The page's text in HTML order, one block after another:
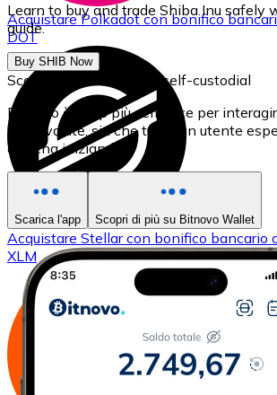
AcquistarePolkadotcon bonifico
DOT
Acquistare Stellarcon bonifico bancario
XLM
Learn to buy and trade Shiba Inu safely
guide.
Buy SHIB Now
Scarica il nostro Wallet self-custodial
Bitnovo è l'app più semplice per
criptovalute, sia che tu sia un utente
appena iniziando.
Scarica l'app Scopri di più su Bitnovo Wallet